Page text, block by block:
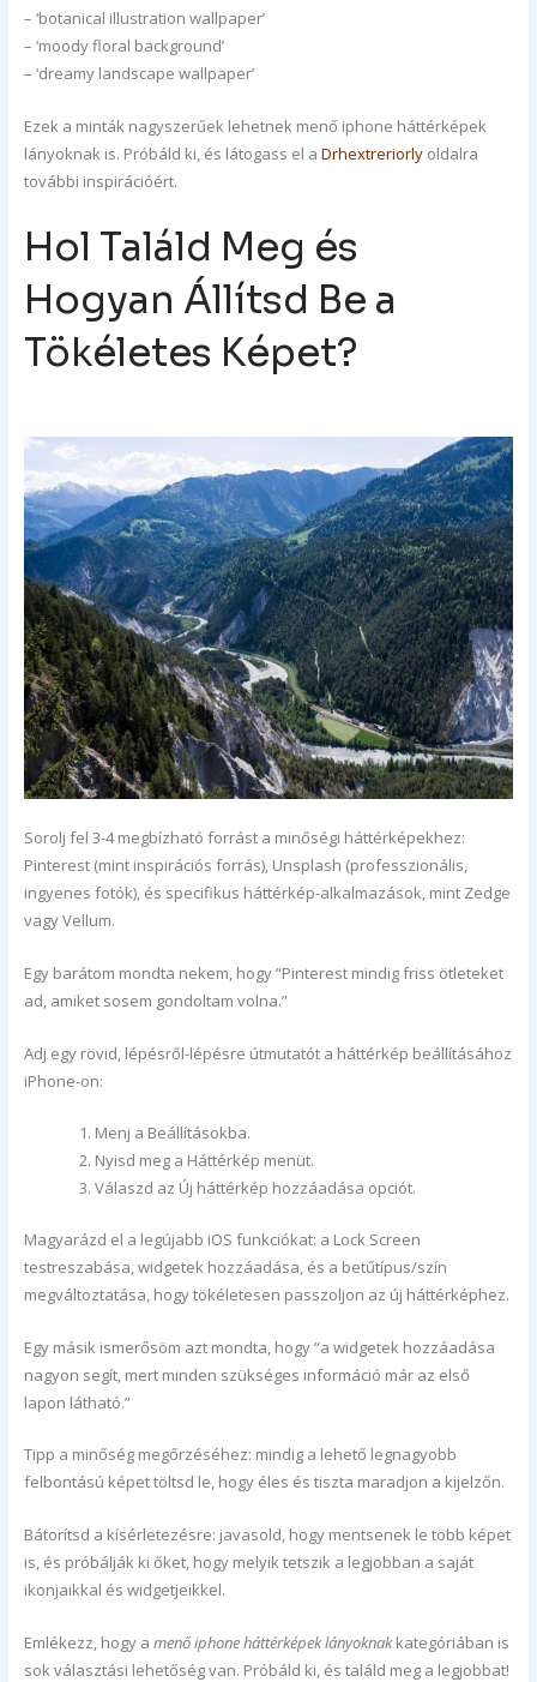
– ‘botanical illustration wallpaper’
– ‘moody floral background’
– ‘dreamy landscape wallpaper’
Ezek a minták nagyszerűek lehetnek menő iphone háttérképek
lányoknak is. Próbáld ki, és látogass el aDrhextreriorly oldalra
további inspirációért.
Hol Találd Meg és
Hogyan Állítsd Be a
Tökéletes Képet?
Sorolj fel 3-4 megbízható forrást a minőségi háttérképekhez:
Pinterest (mint inspirációs forrás), Unsplash (professzionális,
ingyenes fotók), és specifikus háttérkép-alkalmazások, mint Zedge
vagy Vellum.
Egy barátom mondta nekem, hogy “Pinterest mindig friss ötleteket
ad, amiket sosem gondoltam volna.”
Adj egy rövid, lépésről-lépésre útmutatót a háttérkép beállításához
iPhone-on:
Menj a Beállításokba.
Nyisd meg a Háttérkép menüt.
Válaszd az Új háttérkép hozzáadása opciót.
Magyarázd el a legújabb iOS funkciókat: a Lock Screen
testreszabása, widgetek hozzáadása, és a betűtípus/szín
megváltoztatása, hogy tökéletesen passzoljon az új háttérképhez.
Egy másik ismerősöm azt mondta, hogy “a widgetek hozzáadása
nagyon segít, mert minden szükséges információ már az első
lapon látható.”
Tipp a minőség megőrzéséhez: mindig a lehető legnagyobb
felbontású képet töltsd le, hogy éles és tiszta maradjon a kijelzőn.
Bátorítsd a kísérletezésre: javasold, hogy mentsenek le több képet
is, és próbálják ki őket, hogy melyik tetszik a legjobban a saját
ikonjaikkal és widgetjeikkel.
Emlékezz, hogy amenő iphone háttérképek lányoknakkategóriában is
sok választási lehetőség van. Próbáld ki, és találd meg a legjobbat!